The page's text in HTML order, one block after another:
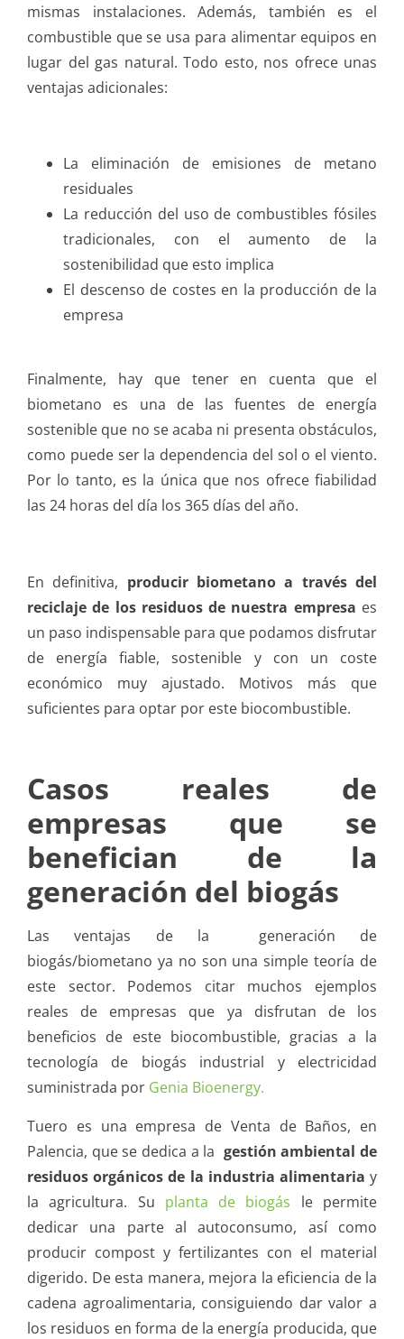
mismas instalaciones. Además, también es el
combustible que se usa para alimentar equipos en
lugar del gas natural. Todo esto, nos ofrece unas
ventajas adicionales:
La eliminación de emisiones de metano
residuales
La reducción del uso de combustibles fósiles
tradicionales, con el aumento de la
sostenibilidad que esto implica
El descenso de costes en la producción de la
empresa
Finalmente, hay que tener en cuenta que el
biometano es una de las fuentes de energía
sostenible que no se acaba ni presenta obstáculos,
como puede ser la dependencia del sol o el viento.
Por lo tanto, es la única que nos ofrece fiabilidad
las 24 horas del día los 365 días del año.
En definitiva, producir biometano a través del
reciclaje de los residuos de nuestra empresa es
un paso indispensable para que podamos disfrutar
de energía fiable, sostenible y con un coste
económico muy ajustado. Motivos más que
suficientes para optar por este biocombustible.
Casos reales de
empresas que se
benefician de la
generación del biogás
Las ventajas de la generación de
biogás/biometano ya no son una simple teoría de
este sector. Podemos citar muchos ejemplos
reales de empresas que ya disfrutan de los
beneficios de este biocombustible, gracias a la
tecnología de biogás industrial y electricidad
suministrada por Genia Bioenergy.
Tuero es una empresa de Venta de Baños, en
Palencia, que se dedica a la gestión ambiental de
residuos orgánicos de la industria alimentaria y
la agricultura. Su planta de biogás le permite
dedicar una parte al autoconsumo, así como
producir compost y fertilizantes con el material
digerido. De esta manera, mejora la eficiencia de la
cadena agroalimentaria, consiguiendo dar valor a
los residuos en forma de la energía producida, que